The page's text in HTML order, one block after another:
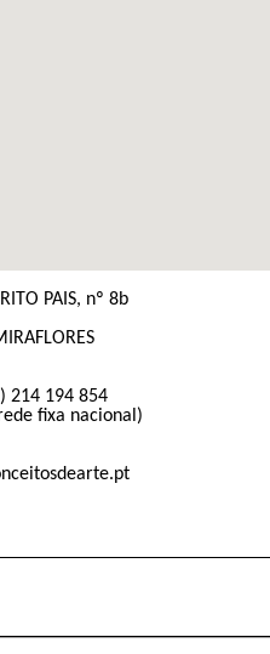
PAIS, nº 8b
214 194 854
fixa nacional)